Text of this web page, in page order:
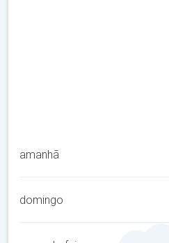
amanhã
domingo